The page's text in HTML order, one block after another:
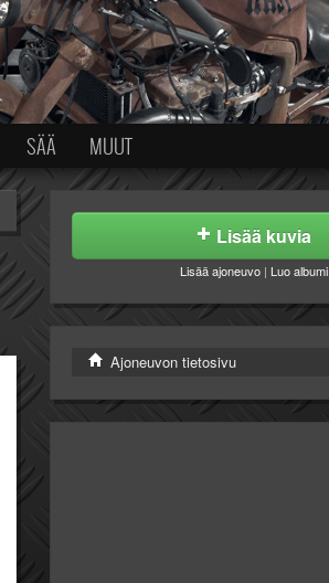
SÄÄ MUUT
Lisää kuvia
Lisää ajoneuvo | Luo albumi
Ajoneuvon tietosivu